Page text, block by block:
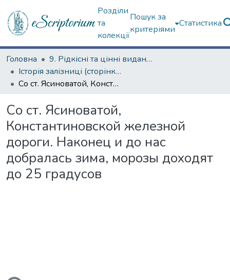
Розділи
та
колекції
Пошук за
критеріями
Статистика
Головна
9. Рідкісні та цінні видання
Історія залізниці (сторінками періодичних видань)
Со ст. Ясиноватой, Константиновской железной дороги. Наконец и до нас добралась зима, морозы доходят до 25 градусов
Со ст. Ясиноватой,
Константиновской железной
дороги. Наконец и до нас
добралась зима, морозы доходят
до 25 градусов